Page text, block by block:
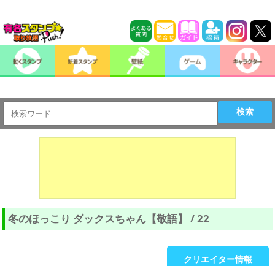
検索
冬のほっこり ダックスちゃん【敬語】 / 22
クリエイター情報